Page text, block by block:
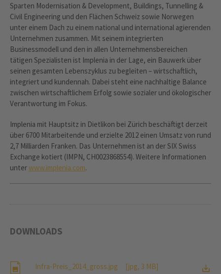
Sparten Modernisation & Development, Buildings, Tunnelling &
Civil Engineering und den Flächen Schweiz sowie Norwegen
unter einem Dach zu einem national und international agierenden
Unternehmen zusammen. Mit seinem integrierten
Businessmodell und den in allen Unternehmensbereichen
tätigen Spezialisten ist Implenia in der Lage, ein Bauwerk über
seinen gesamten Lebenszyklus zu begleiten – wirtschaftlich,
integriert und kundennah. Dabei steht eine nachhaltige Balance
zwischen wirtschaftlichem Erfolg sowie sozialer und ökologischer
Verantwortung im Fokus.
Implenia mit Hauptsitz in Dietlikon bei Zürich beschäftigt derzeit
über 6700 Mitarbeitende und erzielte 2012 einen Umsatz von rund
2,7 Milliarden Franken. Das Unternehmen ist an der SIX Swiss
Exchange kotiert (IMPN, CH0023868554). Weitere Informationen
unterwww.implenia.com.
DOWNLOADS
Infra-Preis_2014_gross.jpg [jpg, 3 MB]